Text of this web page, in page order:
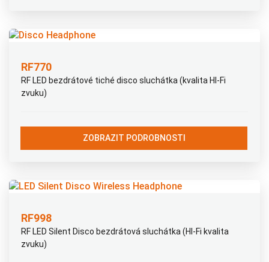
RF770
RF LED bezdrátové tiché disco sluchátka (kvalita HI-Fi
zvuku)
ZOBRAZIT PODROBNOSTI
RF998
RF LED Silent Disco bezdrátová sluchátka (HI-Fi kvalita
zvuku)